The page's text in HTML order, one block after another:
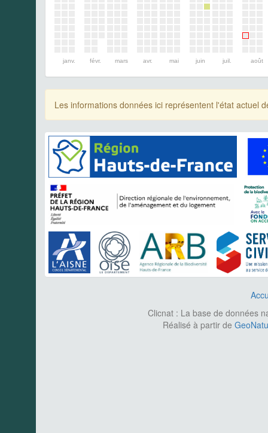
janv. févr. mars avr. mai juin juil. août
Les informations données ici représentent l'état actuel
Clicnat : La base de données
Réalisé à partir de